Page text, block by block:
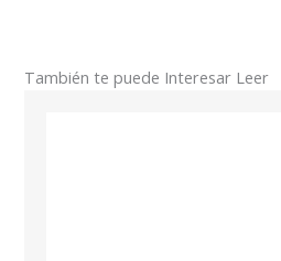
También te puede Interesar Leer